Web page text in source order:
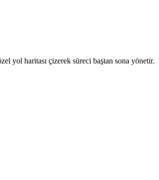
yol haritası çizerek süreci baştan sona yönetir.